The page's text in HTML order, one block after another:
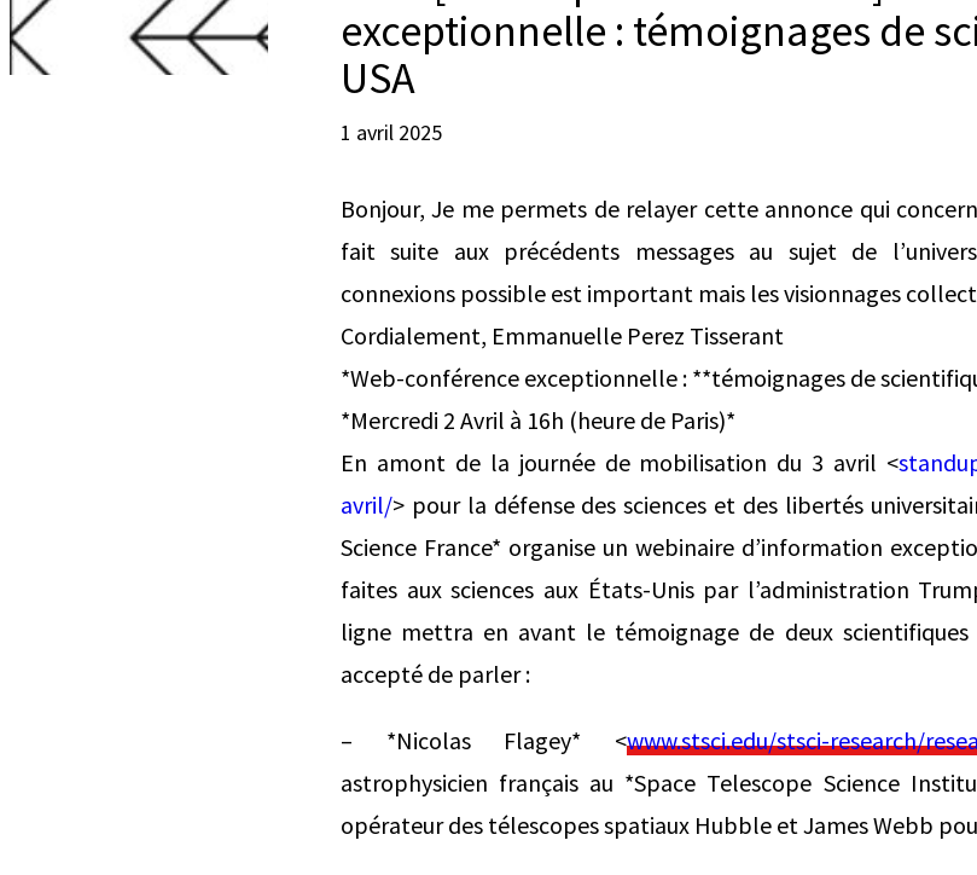
exceptionnelle : témoignages de
USA
1 avril 2025
Bonjour, Je me permets de relayer cette annonce qui
fait suite aux précédents messages au sujet de
connexions possible est important mais les visionnages
Cordialement, Emmanuelle Perez Tisserant
*Web-conférence exceptionnelle : **témoignages de
*Mercredi 2 Avril à 16h (heure de Paris)*
En amont de la journée de mobilisation du 3 avril <
avril/> pour la défense des sciences et des libertés
Science France* organise un webinaire d’information
faites aux sciences aux États-Unis par l’administration
ligne mettra en avant le témoignage de deux
accepté de parler :
– *Nicolas Flagey* <www.stsci.edu/stsci-research/
astrophysicien français au *Space Telescope Science
opérateur des télescopes spatiaux Hubble et James Webb